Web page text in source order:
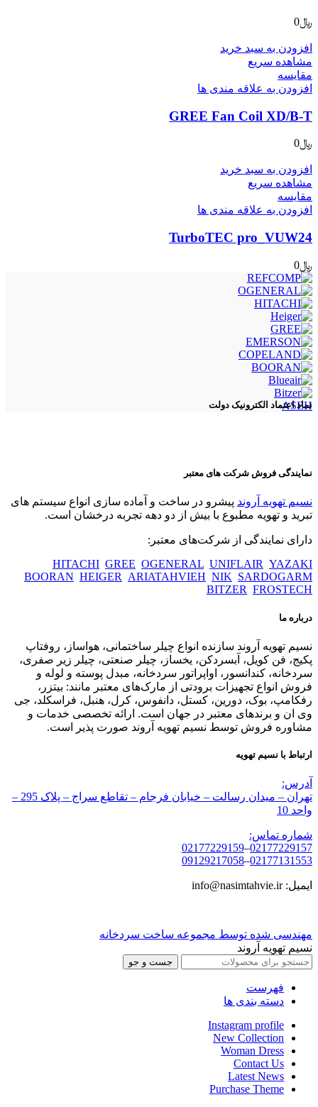
﷼0
افزودن به سبد خرید
مشاهده سریع
مقایسه
افزودن به علاقه مندی ها
GREE Fan Coil XD/B-T
﷼0
افزودن به سبد خرید
مشاهده سریع
مقایسه
افزودن به علاقه مندی ها
TurboTEC pro_VUW24
﷼0
ASEH
نماد اعتماد الکترونیک دولت
نمایندگی فروش شرکت های معتبر
نسیم تهویه آروند پیشرو در ساخت و آماده سازی انواع سیستم های
تبرید و تهویه مطبوع با بیش از دو دهه تجربه درخشان است.
دارای نمایندگی از شرکت‌های معتبر:
HITACHI GREE OGENERAL UNIFLAIR YAZAKI
BOORAN HEIGER ARIATAHVIEH NIK SARDOGARM
BITZER FROSTECH
درباره ما
نسیم تهویه آروند سازنده انواع چیلر ساختمانی، هواساز، روفتاپ
پکیج، فن کویل، آبسردکن، یخساز، چیلر صنعتی، چیلر زیر صفری،
سردخانه، کندانسور، اواپراتور سردخانه، مبدل پوسته و لوله و
فروش انواع تجهیزات برودتی از مارک‌های معتبر مانند: بیتزر،
رفکامپ، بوک، دورین، کستل، دانفوس، کرل، هنبل، فراسکلد، جی
وی ان و برندهای معتبر در جهان است. ارائه تخصصی خدمات و
مشاوره فروش توسط نسیم تهویه آروند صورت پذیر است.
ارتباط با نسیم تهویه
آدرس:
تهران – میدان رسالت – خیابان فرجام – تقاطع سراج – پلاک 295 –
واحد 10
شماره تماس:
02177229157
–
02177229159
02177131553
–
09129217058
ایمیل: info@nasimtahvie.ir
مهندسی شده توسط مجموعه ساخت سردخانه
نسیم تهویه آروند
جست و جو
فهرست
دسته بندی ها
Instagram profile
New Collection
Woman Dress
Contact Us
Latest News
Purchase Theme